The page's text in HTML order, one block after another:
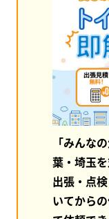
「みんな
葉・埼玉
出張・点
いてから